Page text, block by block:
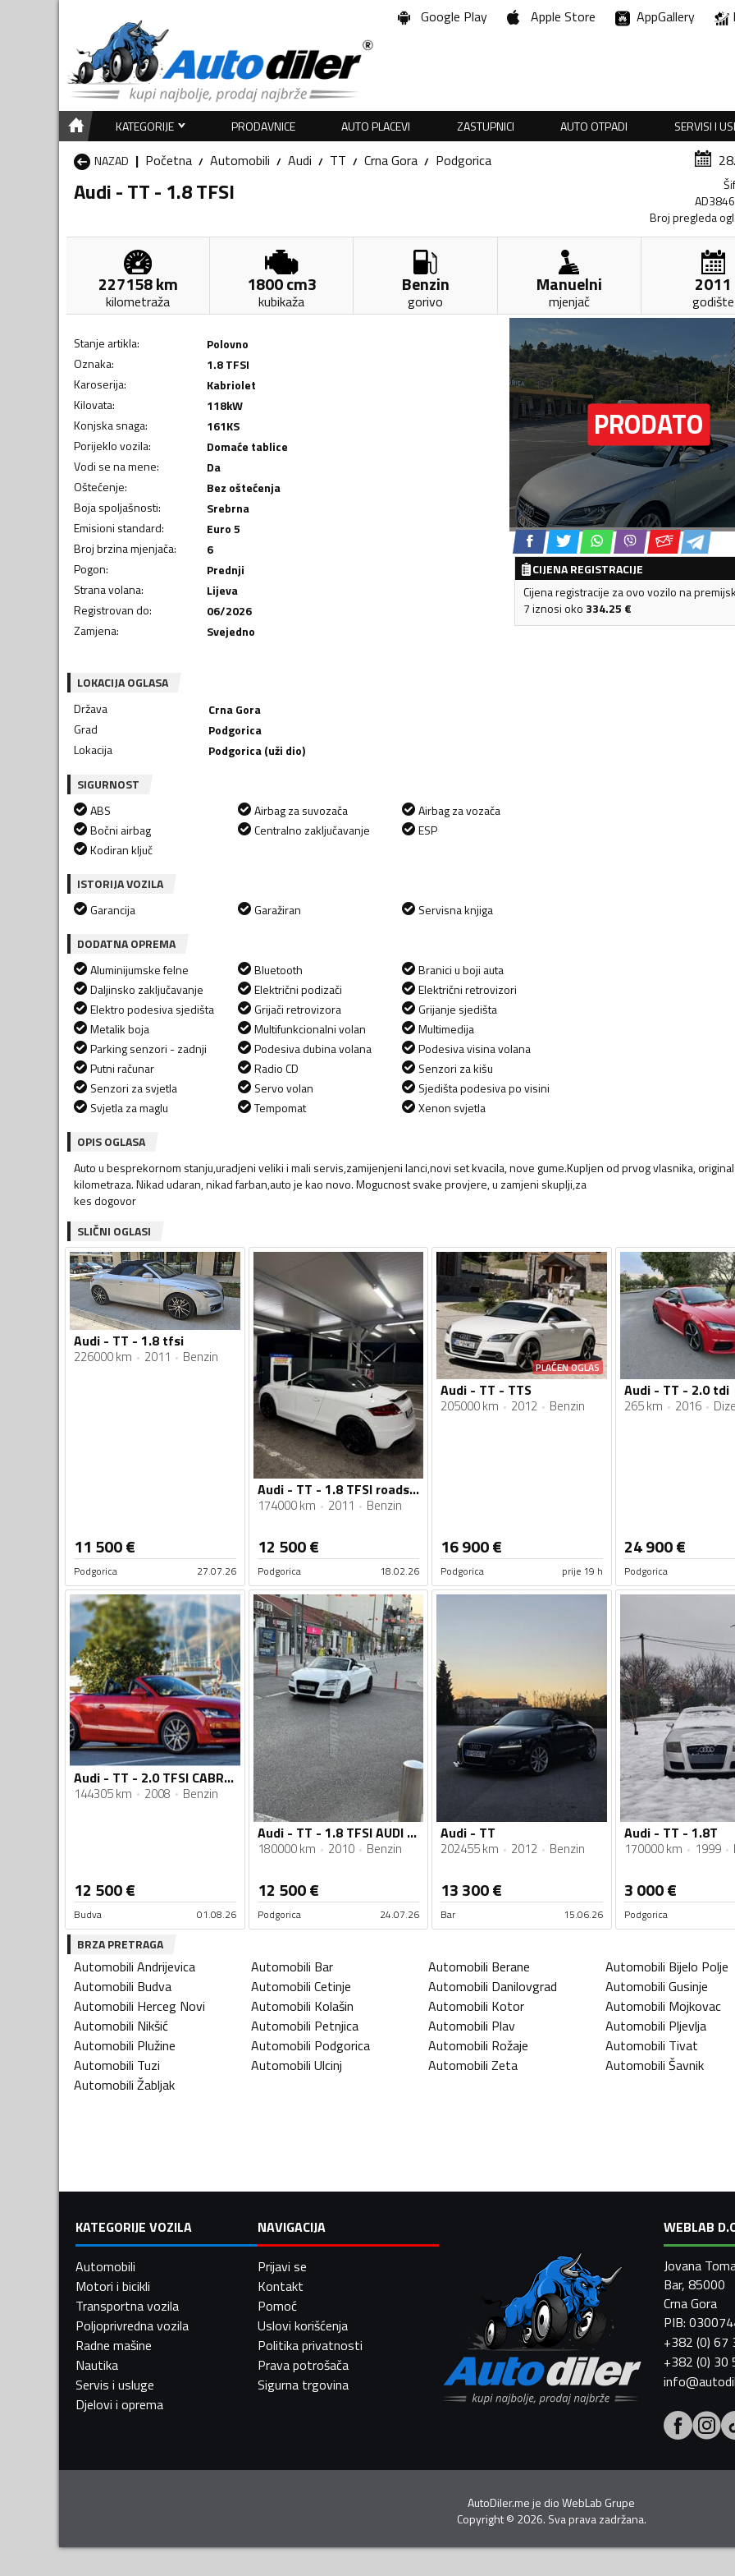
Google Play Apple Store AppGallery
KATEGORIJE PRODAVNICE AUTO PLACEVI ZASTUPNICI AUTO OTPADI
SERVISI I
NAZAD
Početna Automobili Audi TT Crna Gora Podgorica
Audi - TT - 1.8 TFSI
Broj pregleda
227158km
kilometraža
1800cm3
kubikaža
Benzin
gorivo
Manuelni
mjenjač
2011
godište
Stanje artikla:
Polovno
Oznaka:
1.8 TFSI
Karoserija:
Kabriolet
Kilovata: 118kW
Konjska snaga: 161KS
Porijeklo vozila:
Domaće tablice
Vodi se na mene:
Da
Oštećenje:
Bez oštećenja
Boja spoljašnosti:
Srebrna
Emisioni standard:
Euro 5
Broj brzina mjenjača:
6
Pogon:
Prednji
Strana volana:
Lijeva
Registrovan do:
06/2026
Zamjena: Svejedno
CIJENA REGISTRACIJE
Cijena registracije za ovo vozilo na
7 iznosi oko 334.25 €
LOKACIJA OGLASA
Država
Crna Gora
Grad
Podgorica
Lokacija
Podgorica (uži dio)
SIGURNOST
ABS
Bočni airbag
Kodiran ključ
Airbag za suvozača
Centralno zaključavanje
Airbag za vozača
ESP
ISTORIJA VOZILA
Garancija
Garažiran
Servisna knjiga
DODATNA OPREMA
Aluminijumske felne
Daljinsko zaključavanje
Elektro podesiva sjedišta
Metalik boja
Parking senzori - zadnji
Putni računar
Senzori za svjetla
Svjetla za maglu
Bluetooth
Električni podizači
Grijači retrovizora
Multifunkcionalni volan
Podesiva dubina volana
Radio CD
Servo volan
Tempomat
Branici u boji auta
Električni retrovizori
Grijanje sjedišta
Multimedija
Podesiva visina volana
Senzori za kišu
Sjedišta podesiva po visini
Xenon svjetla
OPIS OGLASA
Auto u besprekornom stanju,uradjeni veliki i mali servis,zamijenjeni lanci,novi set kvacila, nove gume.Kupljen od prvog vlasnika, original
kilometraza. Nikad udaran, nikad farban,auto je kao novo. Mogucnost svake provjere, u zamjeni skuplji,za
kes dogovor
SLIČNI OGLASI
Audi - TT - 1.8 tfsi
226000 km 2011 Benzin
11 500€
Podgorica 27.07.26
Audi - TT - 1.8 TFSI roadster S LINE
174000 km 2011 Benzin
12 500€
Podgorica 18.02.26
PLAĆEN OGLAS
Audi - TT - TTS
205000 km 2012 Benzin
16 900€
Podgorica prije 19 h
Audi - TT - 2.0 tdi
265 km 2016
24 900€
Podgorica
Audi - TT - 2.0 TFSI CABRIO
144305 km 2008 Benzin
12 500€
Budva 01.08.26
Audi - TT - 1.8 TFSI AUDI TT
180000 km 2010 Benzin
12 500€
Podgorica 24.07.26
Audi - TT
202455 km 2012 Benzin
13 300€
Bar 15.06.26
Audi - TT - 1.8T
170000 km 1999
3 000€
Podgorica
BRZA PRETRAGA
Automobili Andrijevica Automobili Bar Automobili Berane Automobili Bijelo Polje
Automobili Budva Automobili Cetinje Automobili Danilovgrad Automobili Gusinje
Automobili Herceg Novi Automobili Kolašin Automobili Kotor Automobili Mojkovac
Automobili Nikšić Automobili Petnjica Automobili Plav Automobili Pljevlja
Automobili Plužine Automobili Podgorica Automobili Rožaje Automobili Tivat
Automobili Tuzi Automobili Ulcinj Automobili Zeta Automobili Šavnik
Automobili Žabljak
KATEGORIJE VOZILA
Automobili
Motori i bicikli
Transportna vozila
Poljoprivredna vozila
Radne mašine
Nautika
Servis i usluge
Djelovi i oprema
NAVIGACIJA
Prijavi se
Kontakt
Pomoć
Uslovi korišćenja
Politika privatnosti
Prava potrošača
Sigurna trgovina
WEBLAB
Jovana
Bar, 85000
Crna Gora
PIB:
+382 (0) 67
+382 (0) 30
AutoDiler.me je dioWebLab Grupe
Copyright© 2026. Sva prava zadržana.